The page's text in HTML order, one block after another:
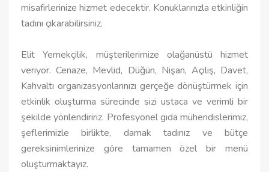
misafirlerinize hizmet edecektir. Konuklarınızla etkinliğin
tadını çıkarabilirsiniz.
Elit Yemekçilik, müşterilerimize olağanüstü hizmet
veriyor. Cenaze, Mevlid, Düğün, Nişan, Açılış, Davet,
Kahvaltı organizasyonlarınızı gerçeğe dönüştürmek için
etkinlik oluşturma sürecinde sizi ustaca ve verimli bir
şekilde yönlendiririz. Profesyonel gıda mühendislerimiz,
şeflerimizle birlikte, damak tadınız ve bütçe
gereksinimlerinize göre tamamen özel bir menü
oluşturmaktayız.